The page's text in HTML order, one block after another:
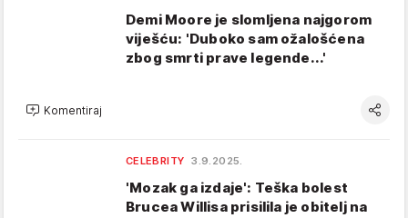
Demi Moore je slomljena najgorom
viješću: 'Duboko sam ožalošćena
zbog smrti prave legende...'
Komentiraj
CELEBRITY 3.9.2025.
'Mozak ga izdaje': Teška bolest
Brucea Willisa prisilila je obitelj na